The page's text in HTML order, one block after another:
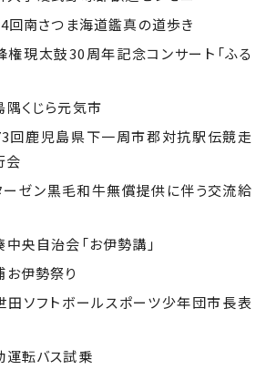
南さつま海道鑑真の道歩き
現太鼓30周年記念コンサート「ふる
くじら元気市
鹿児島県下一周市郡対抗駅伝競走
会
ゼン黒毛和牛無償提供に伴う交流給
央自治会「お伊勢講」
伊勢祭り
ソフトボールスポーツ少年団市長表
転バス試乗